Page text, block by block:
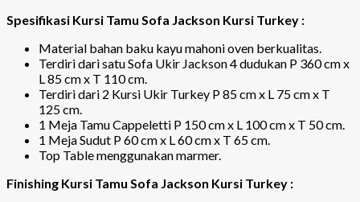
Spesifikasi Kursi Tamu Sofa Jackson Kursi Turkey :
Material bahan baku kayu mahoni oven berkualitas.
Terdiri dari satu Sofa Ukir Jackson 4 dudukan P 360 cm x
L 85 cm x T 110 cm.
Terdiri dari 2 Kursi Ukir Turkey P 85 cm x L 75 cm x T
125 cm.
1 Meja Tamu Cappeletti P 150 cm x L 100 cm x T 50 cm.
1 Meja Sudut P 60 cm x L 60 cm x T 65 cm.
Top Table menggunakan marmer.
Finishing Kursi Tamu Sofa Jackson Kursi Turkey :